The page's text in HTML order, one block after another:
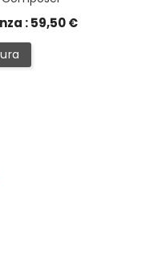
: 59,50 €